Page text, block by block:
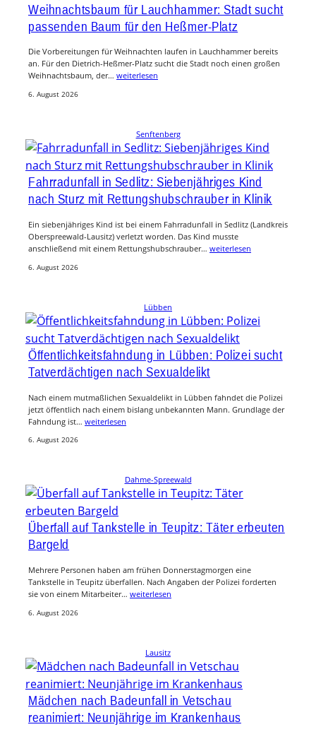
Weihnachtsbaum für Lauchhammer: Stadt sucht
passenden Baum für den Heßmer-Platz
Die Vorbereitungen für Weihnachten laufen in Lauchhammer bereits
an. Für den Dietrich-Heßmer-Platz sucht die Stadt noch einen großen
Weihnachtsbaum, der… weiterlesen
6. August 2026
Senftenberg
Fahrradunfall in Sedlitz: Siebenjähriges Kind
nach Sturz mit Rettungshubschrauber in Klinik
Ein siebenjähriges Kind ist bei einem Fahrradunfall in Sedlitz (Landkreis
Oberspreewald-Lausitz) verletzt worden. Das Kind musste
anschließend mit einem Rettungshubschrauber… weiterlesen
6. August 2026
Lübben
Öffentlichkeitsfahndung in Lübben: Polizei sucht
Tatverdächtigen nach Sexualdelikt
Nach einem mutmaßlichen Sexualdelikt in Lübben fahndet die Polizei
jetzt öffentlich nach einem bislang unbekannten Mann. Grundlage der
Fahndung ist… weiterlesen
6. August 2026
Dahme-Spreewald
Überfall auf Tankstelle in Teupitz: Täter erbeuten
Bargeld
Mehrere Personen haben am frühen Donnerstagmorgen eine
Tankstelle in Teupitz überfallen. Nach Angaben der Polizei forderten
sie von einem Mitarbeiter… weiterlesen
6. August 2026
Lausitz
Mädchen nach Badeunfall in Vetschau
reanimiert: Neunjährige im Krankenhaus